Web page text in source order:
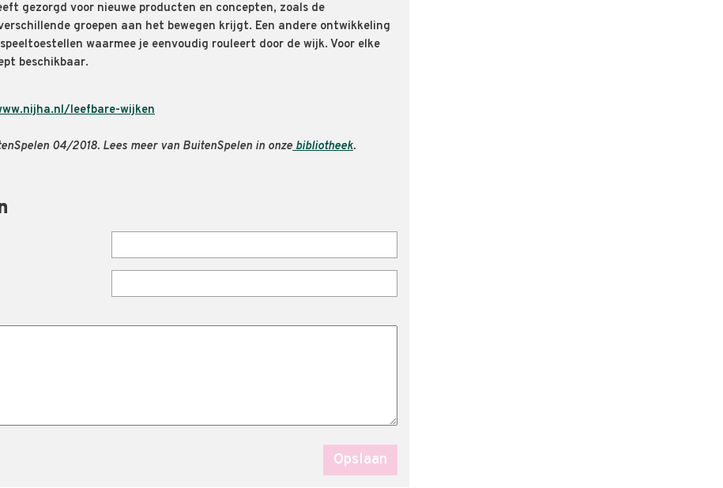
gezorgd voor nieuwe producten en concepten, zoals de
groepen aan het bewegen krijgt. Een andere ontwikkeling
waarmee je eenvoudig rouleert door de wijk. Voor elke
beschikbaar.
leefbare-wijken
04/2018. Lees meer van BuitenSpelen in onzebibliotheek.